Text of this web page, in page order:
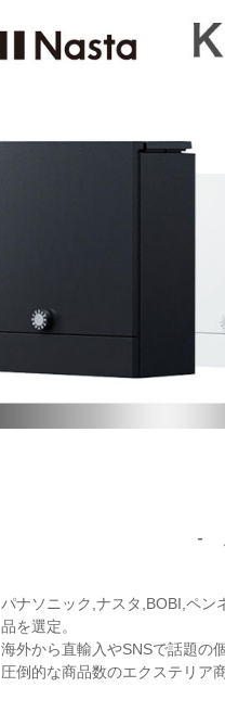
-
パナソニック,ナスタ,BOBI,ペン
品を選定。
海外から直輸入やSNSで話題の
圧倒的な商品数のエクステリア